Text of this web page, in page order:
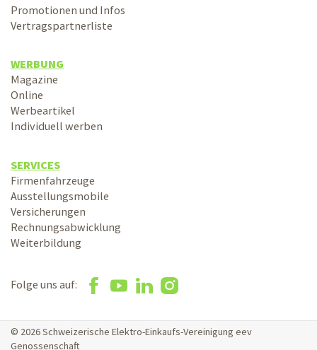
Promotionen und Infos
Vertragspartnerliste
WERBUNG
Magazine
Online
Werbeartikel
Individuell werben
SERVICES
Firmenfahrzeuge
Ausstellungsmobile
Versicherungen
Rechnungsabwicklung
Weiterbildung
Folge uns auf:
© 2026 Schweizerische Elektro-Einkaufs-Vereinigung eev
Genossenschaft